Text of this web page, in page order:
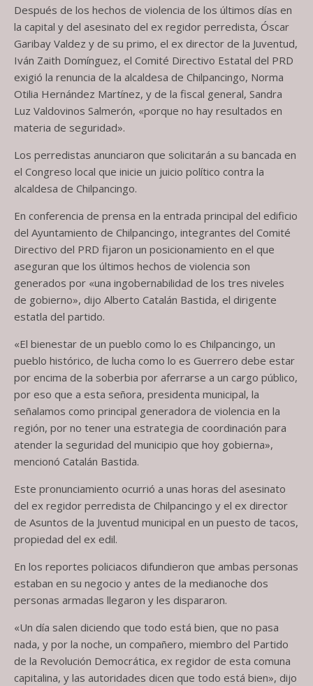
Después de los hechos de violencia de los últimos días en
la capital y del asesinato del ex regidor perredista, Óscar
Garibay Valdez y de su primo, el ex director de la Juventud,
Iván Zaith Domínguez, el Comité Directivo Estatal del PRD
exigió la renuncia de la alcaldesa de Chilpancingo, Norma
Otilia Hernández Martínez, y de la fiscal general, Sandra
Luz Valdovinos Salmerón, «porque no hay resultados en
materia de seguridad».
Los perredistas anunciaron que solicitarán a su bancada en
el Congreso local que inicie un juicio político contra la
alcaldesa de Chilpancingo.
En conferencia de prensa en la entrada principal del edificio
del Ayuntamiento de Chilpancingo, integrantes del Comité
Directivo del PRD fijaron un posicionamiento en el que
aseguran que los últimos hechos de violencia son
generados por «una ingobernabilidad de los tres niveles
de gobierno», dijo Alberto Catalán Bastida, el dirigente
estatla del partido.
«El bienestar de un pueblo como lo es Chilpancingo, un
pueblo histórico, de lucha como lo es Guerrero debe estar
por encima de la soberbia por aferrarse a un cargo público,
por eso que a esta señora, presidenta municipal, la
señalamos como principal generadora de violencia en la
región, por no tener una estrategia de coordinación para
atender la seguridad del municipio que hoy gobierna»,
mencionó Catalán Bastida.
Este pronunciamiento ocurrió a unas horas del asesinato
del ex regidor perredista de Chilpancingo y el ex director
de Asuntos de la Juventud municipal en un puesto de tacos,
propiedad del ex edil.
En los reportes policiacos difundieron que ambas personas
estaban en su negocio y antes de la medianoche dos
personas armadas llegaron y les dispararon.
«Un día salen diciendo que todo está bien, que no pasa
nada, y por la noche, un compañero, miembro del Partido
de la Revolución Democrática, ex regidor de esta comuna
capitalina, y las autoridades dicen que todo está bien», dijo